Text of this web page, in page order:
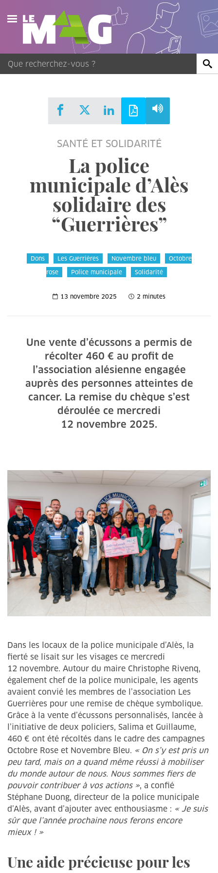
Actualités
Agenda
Publications
SANTÉ ET SOLIDARITÉ
La police
municipale d’Alès
solidaire des
“Guerrières”
Dons Les Guerrières Novembre bleu
Octobre
rose
Police municipale Solidarité
13 novembre 2025 2 minutes
Une vente d’écussons a permis de
récolter 460 € au profit de
l’association alésienne engagée
auprès des personnes atteintes de
cancer. La remise du chèque s’est
déroulée ce mercredi
12 novembre 2025.
Dans les locaux de la police municipale d’Alès, la
fierté se lisait sur les visages ce mercredi
12 novembre. Autour du maire Christophe Rivenq,
également chef de la police municipale, les agents
avaient convié les membres de l’association Les
Guerrières pour une remise de chèque symbolique.
Grâce à la vente d’écussons personnalisés, lancée à
l’initiative de deux policiers, Salima et Guillaume,
460 € ont été récoltés dans le cadre des campagnes
Octobre Rose et Novembre Bleu. « On s’y est pris un
peu tard, mais on a quand même réussi à mobiliser
du monde autour de nous. Nous sommes fiers de
pouvoir contribuer à vos actions », a confié
Stéphane Duong, directeur de la police municipale
d’Alès, avant d’ajouter avec enthousiasme : « Je suis
sûr que l’année prochaine nous ferons encore
mieux ! »
Une aide précieuse pour les